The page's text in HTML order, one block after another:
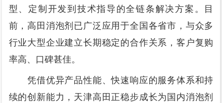
型、定制开发到技术指导的全链条解决方案。目
前，高田消泡剂已广泛应用于全国各省市，与众多
行业大型企业建立长期稳定的合作关系，客户复购
率高、口碑甚佳。
凭借优异产品性能、快速响应的服务体系和持
续的创新能力，天津高田正稳步成长为国内消泡剂